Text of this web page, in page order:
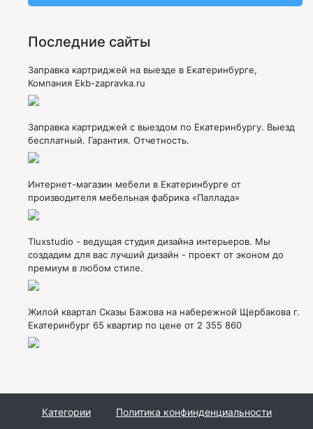
Последние сайты
Заправка картриджей на выезде в Екатеринбурге,
Компания Ekb-zapravka.ru
Заправка картриджей с выездом по Екатеринбургу. Выезд
бесплатный. Гарантия. Отчетность.
Интернет-магазин мебели в Екатеринбурге от
производителя мебельная фабрика «Паллада»
Tluxstudio - ведущая студия дизайна интерьеров. Мы
создадим для вас лучший дизайн - проект от эконом до
премиум в любом стиле.
Жилой квартал Сказы Бажова на набережной Щербакова г.
Екатеринбург 65 квартир по цене от 2 355 860
Категории Политика конфинденциальности